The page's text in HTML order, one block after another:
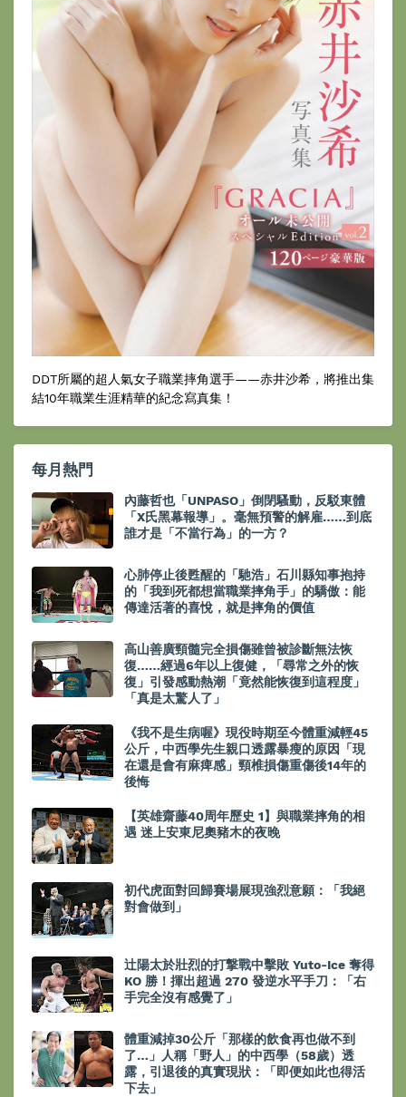
DDT所屬的超人氣女子職業摔角選手——赤井沙希，將推出集
結10年職業生涯精華的紀念寫真集！
每月熱門
內藤哲也「UNPASO」倒閉騷動，反駁東體
「X氏黑幕報導」。毫無預警的解雇……到底
誰才是「不當行為」的一方？
心肺停止後甦醒的「馳浩」石川縣知事抱持
的「我到死都想當職業摔角手」的驕傲：能
傳達活著的喜悅，就是摔角的價值
高山善廣頸髓完全損傷雖曾被診斷無法恢
復……經過6年以上復健，「尋常之外的恢
復」引發感動熱潮「竟然能恢復到這程度」
「真是太驚人了」
《我不是生病喔》現役時期至今體重減輕45
公斤，中西學先生親口透露暴瘦的原因「現
在還是會有麻痺感」頸椎損傷重傷後14年的
後悔
【英雄齋藤40周年歷史 1】與職業摔角的相
遇 迷上安東尼奧豬木的夜晚
初代虎面對回歸賽場展現強烈意願：「我絕
對會做到」
辻陽太於壯烈的打撃戰中擊敗 Yuto-Ice 奪得
KO 勝！揮出超過 270 發逆水平手刀：「右
手完全沒有感覺了」
體重減掉30公斤「那樣的飲食再也做不到
了…」人稱「野人」的中西學（58歲）透
露，引退後的真實現狀：「即便如此也得活
下去」